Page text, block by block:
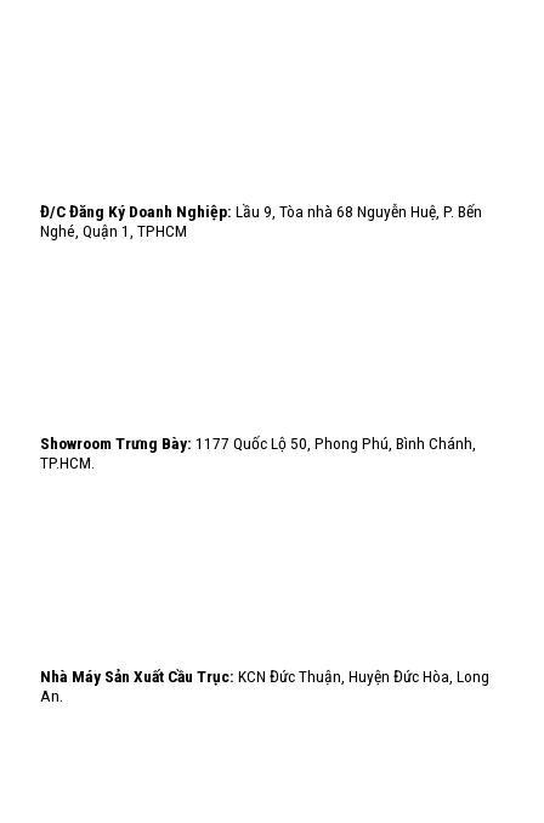
Đ/C Đăng Ký Doanh Nghiệp: Lầu 9, Tòa nhà 68 Nguyễn Huệ, P. Bến
Nghé, Quận 1, TPHCM
Showroom Trưng Bày: 1177 Quốc Lộ 50, Phong Phú, Bình Chánh,
TP.HCM.
Nhà Máy Sản Xuất Cầu Trục: KCN Đức Thuận, Huyện Đức Hòa, Long
An.